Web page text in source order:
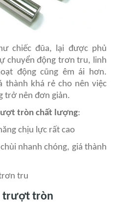
chiếc đũa, lại được phủ
chuyển động trơn tru, linh
động cũng êm ái hơn.
thành khá rẻ cho nên việc
trở nên đơn giản.
tròn chất lượng:
chịu lực rất cao
nhanh chóng, giá thành
tru
trượt tròn